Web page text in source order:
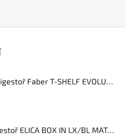
Vestavná digestoř ELICA BOX IN LX/BL MAT/A/120